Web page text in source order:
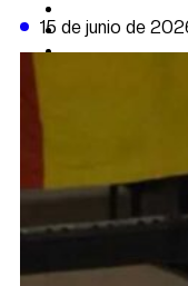
DATA FIRME
DE LA
15 de junio de